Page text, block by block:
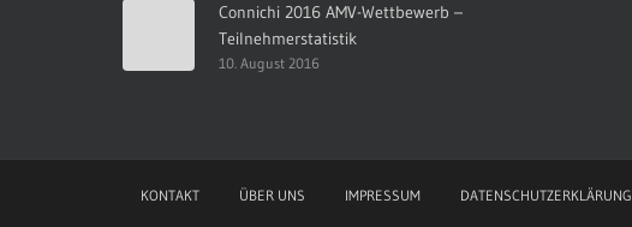
Connichi 2016 AMV-Wettbewerb –
Teilnehmerstatistik
10. August 2016
KONTAKT ÜBER UNS IMPRESSUM DATENSCHUTZERKLÄRUNG